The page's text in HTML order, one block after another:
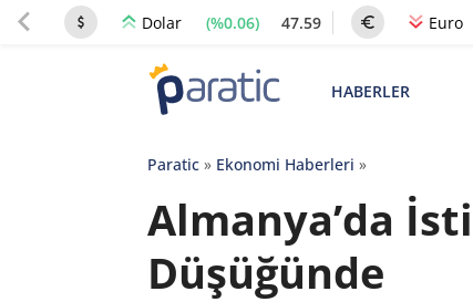
Dolar (%0.06) 47.59 Euro
HABERLER
Paratic» Ekonomi Haberleri »
Almanya’da
Düşüğünde